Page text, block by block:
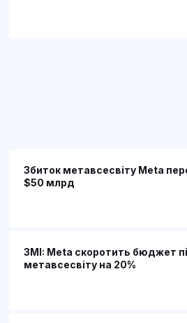
Збиток метавсесвіту Meta
$50 млрд
ЗМІ: Meta скоротить бюджет
метавсесвіту на 20%